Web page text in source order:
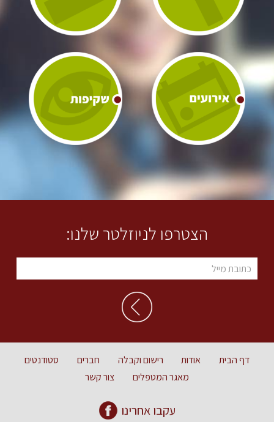
הצטרפו לניוזלטר שלנו:
דף הבית אודות רישום וקבלה חברים
סטודנטים
מאגר המטפלים
צור קשר
עקבו אחרינו